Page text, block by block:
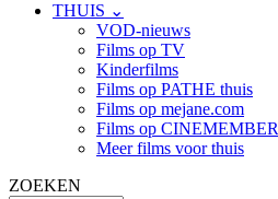
THUIS ⌄
VOD-nieuws
Films op TV
Kinderfilms
Films op PATHE thuis
Films op mejane.com
Films op CINEMEMBER
Meer films voor thuis
ZOEKEN